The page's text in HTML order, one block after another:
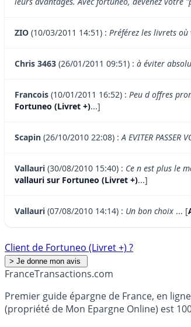
ZIO (10/03/2011 14:51) : Préférez les livrets
Chris 3463 (26/01/2011 09:51) : à éviter
Francois (10/01/2011 16:52) : Peu d offres
Fortuneo (Livret +)...]
Scapin (26/10/2010 22:08) :A EVITER PASSER
Vallauri (30/08/2010 15:40) : Ce n est plus le
vallauri sur Fortuneo (Livret +)...]
Vallauri (07/08/2010 14:14) : Un bon choix ... [
Client de Fortuneo (Livret +) ?
FranceTransactions.com
Premier guide épargne de France, en
(propriété de Mon Epargne Online) est